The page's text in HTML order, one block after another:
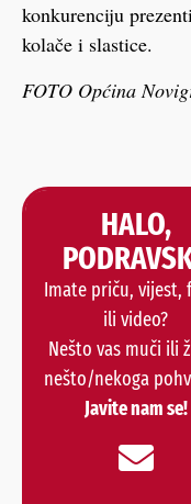
konkurenciju
kolače i slastice.
FOTO Općina
HALO,
Imate priču, vijest,
ili video?
Nešto vas muči ili
nešto/nekoga
Javite nam se!